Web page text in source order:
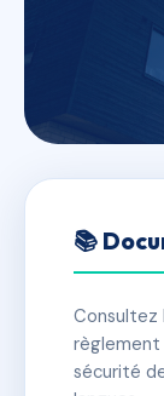
✓
📚
Consultez
règlement
sécurité